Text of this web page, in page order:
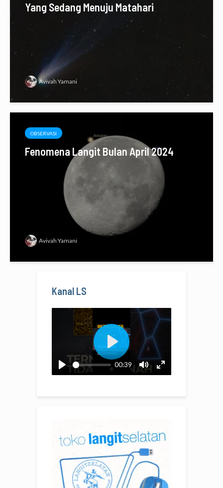
Yang Sedang Menuju Matahari
Avivah Yamani
OBSERVASI
Fenomena Langit Bulan April 2024
Avivah Yamani
Kanal LS